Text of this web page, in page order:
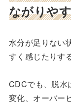
ながりや
水分が足りない
すく感じたりす
CDCでも、脱水
変化、オーバー